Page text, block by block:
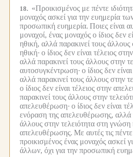
18. «Προικισμένος με πέντε
μοναχός ασκεί για την ευημερία
προσωπική ευημερία. Ποιες είναι
μοναχοί, ένας μοναχός ο ίδιος δεν
ηθική, αλλά παρακινεί τους άλλους
ηθική· ο ίδιος δεν είναι τέλειος
αλλά παρακινεί τους άλλους στην
αυτοσυγκέντρωση· ο ίδιος δεν
αλλά παρακινεί τους άλλους στην
ο ίδιος δεν είναι τέλειος στην
παρακινεί τους άλλους στην
απελευθέρωση· ο ίδιος δεν είναι
ενόραση της απελευθέρωσης, αλλά
άλλους στην τελειότητα στη γνώση
απελευθέρωσης. Με αυτές τις
προικισμένος ένας μοναχός ασκεί
άλλων, όχι για την προσωπική